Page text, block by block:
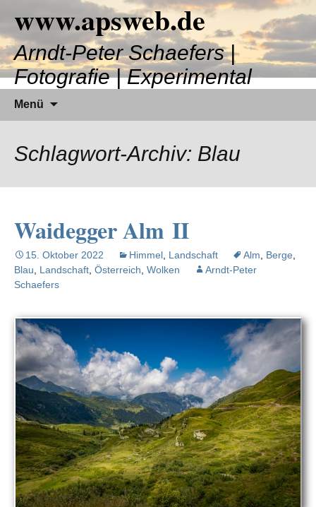
Inhalt
springen
www.apsweb.de
Arndt-Peter Schaefers |
Fotografie | Experimental
Menü
Schlagwort-Archiv: Blau
Waidegger Alm II
15. Oktober 2022 Himmel Landschaft Alm Berge
Blau
Landschaft Österreich Wolken
Arndt-Peter
Schaefers